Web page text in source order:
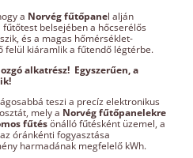
a Norvég fűtőpanel alján
belsejében a hőcserélős
és a magas hőmérséklet-
felül kiáramlik a fűtendő légtérbe.
alkatrész! Egyszerűen, a
teszi a precíz elektronikus
mely a Norvég fűtőpanelekre
fűtésönálló fűtésként üzemel, a
óránkénti fogyasztása
harmadának megfelelő kWh.